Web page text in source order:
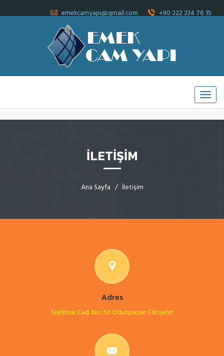
emekcamyapi@gmail.com +90 222 234 76 15
İLETIŞIM
Ana Sayfa İletişim
Adres
Sivrihisar Cad. No: 50 Odunpazarı Eskişehir